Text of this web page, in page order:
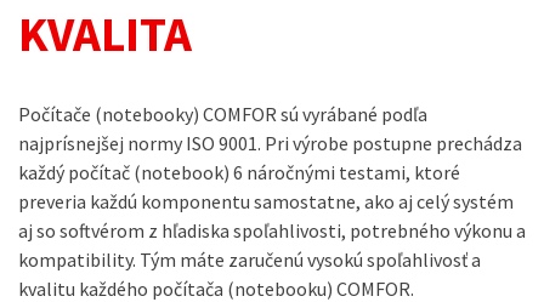
KVALITA
Počítače (notebooky) COMFOR sú vyrábané podľa
najprísnejšej normy ISO 9001. Pri výrobe postupne prechádza
každý počítač (notebook) 6 náročnými testami, ktoré
preveria každú komponentu samostatne, ako aj celý systém
aj so softvérom z hľadiska spoľahlivosti, potrebného výkonu a
kompatibility. Tým máte zaručenú vysokú spoľahlivosť a
kvalitu každého počítača (notebooku) COMFOR.